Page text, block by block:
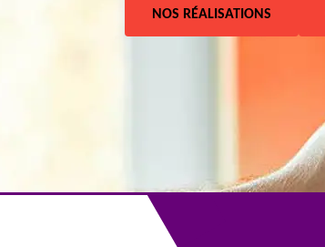
NOS RÉALISATIONS